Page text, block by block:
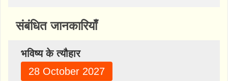
संबंधित जानकारियाँ
भविष्य के त्यौहार
28 October 2027